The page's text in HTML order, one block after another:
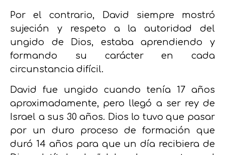
Por el contrario, David siempre mostró
sujeción y respeto a la autoridad del
ungido de Dios, estaba aprendiendo y
formando su carácter en cada
circunstancia difícil.
David fue ungido cuando tenía 17 años
aproximadamente, pero llegó a ser rey de
Israel a sus 30 años. Dios lo tuvo que pasar
por un duro proceso de formación que
duró 14 años para que un día recibiera de